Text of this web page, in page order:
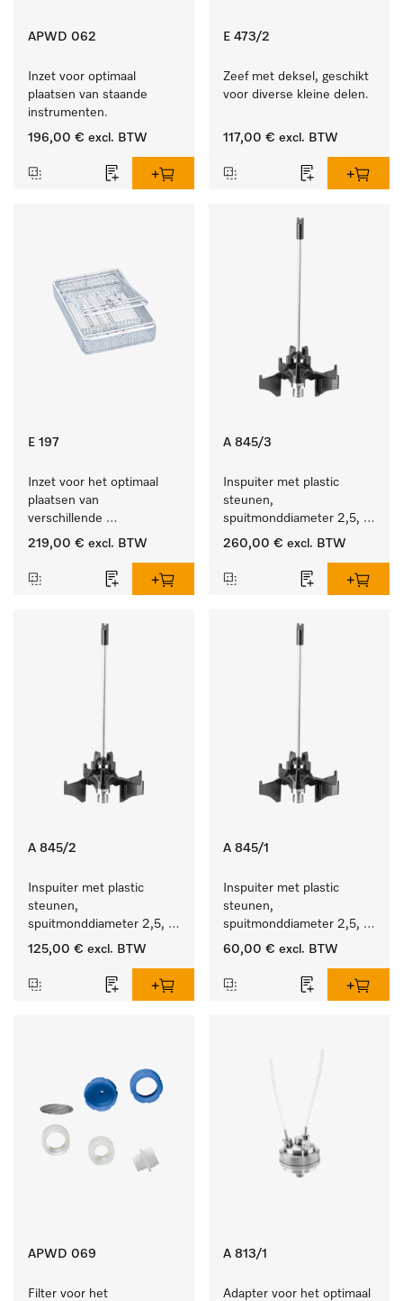
APWD 062
Inzet voor optimaal
plaatsen van staande
instrumenten.
196,00 € excl. BTW
E 473/2
Zeef met deksel, geschikt
voor diverse kleine delen.
117,00 € excl. BTW
E 197
Inzet voor het optimaal
plaatsen van
verschillende
instrumenten.
219,00 € excl. BTW
A 845/3
Inspuiter met plastic
steunen,
spuitmonddiameter 2,5,
lengte 125 mm, 20 stuks.
260,00 € excl. BTW
A 845/2
Inspuiter met plastic
steunen,
spuitmonddiameter 2,5,
lengte 125 mm, 10 stuks.
125,00 € excl. BTW
A 845/1
Inspuiter met plastic
steunen,
spuitmonddiameter 2,5,
lengte 125 mm, 5 stuks.
60,00 € excl. BTW
APWD 069
Filter voor het
A 813/1
Adapter voor het optimaal